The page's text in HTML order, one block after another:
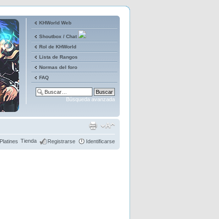
KHWorld Web
Shoutbox / Chat
Rol de KHWorld
Lista de Rangos
Normas del foro
FAQ
Búsqueda avanzada
Platines Tienda Registrarse Identificarse